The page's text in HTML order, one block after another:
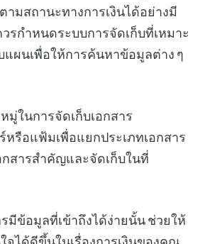
มสถานะทางการเงินได้อย่างมี
รกำหนดระบบการจัดเก็บที่เหมาะ
ผนเพื่อให้การค้นหาข้อมูลต่าง ๆ
มู่ในการจัดเก็บเอกสาร
หรือแฟ้มเพื่อแยกประเภทเอกสาร
กสารสำคัญและจัดเก็บในที่
รมีข้อมูลที่เข้าถึงได้ง่ายนั้น ช่วยให้